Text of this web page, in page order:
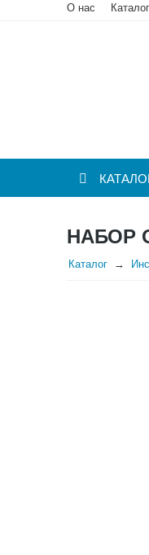
О нас
НАБОР
Каталог